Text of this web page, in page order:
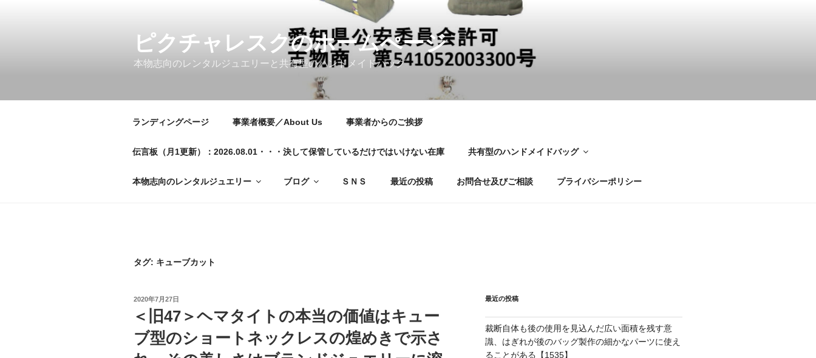
ピクチャレスクのホームぺージ
本物志向のレンタルジュエリーと共有型のハンドメイドバッグ
ランディングページ 事業者概要／About Us 事業者からのご挨拶
伝言板（月1更新）：2026.08.01・・・決して保管しているだけではいけない在庫 共有型のハンドメイドバッグ
本物志向のレンタルジュエリー ブログ ＳＮＳ 最近の投稿 お問合せ及びご相談 プライバシーポリシー
タグ: キューブカット
投
日:
2020年7月27日
＜旧47＞ヘマタイトの本当の価値はキュー
ブ型のショートネックレスの煌めきで示さ
最近の投稿
裁断自体も後の使用を見込んだ広い面積を残す意
識、はぎれが後のバッグ製作の細かなパーツに使え
ることがある【1535】